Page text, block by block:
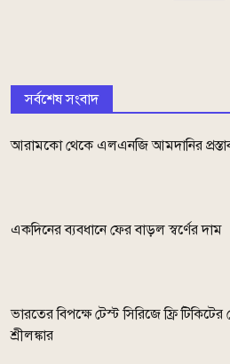
সর্বশেষ সংবাদ
আরামকো থেকে এলএনজি আমদানির
একদিনের ব্যবধানে ফের বাড়ল স্বর্ণের দাম
ভারতের বিপক্ষে টেস্ট সিরিজে ফ্রি
শ্রীলঙ্কার